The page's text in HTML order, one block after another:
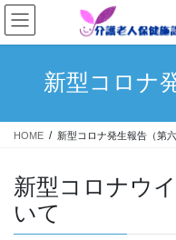
コ
ン
テ
ス
ナ
ビ
ゲ
ン
新型コロナ
HOME 新型コロナ発生報告（第六
新型コロナウ
いて